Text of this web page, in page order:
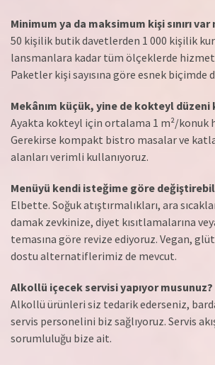
Minimum ya da maksimum kişi sınırı var
50 kişilik butik davetlerden 1 000 kişilik
lansmanlara kadar tüm ölçeklerde
Paketler kişi sayısına göre esnek biçimde
Mekânım küçük, yine de kokteyl
Ayakta kokteyl için ortalama 1 m²/konuk
Gerekirse kompakt bistro masalar ve
alanları verimli kullanıyoruz.
Menüyü kendi isteğime göre
Elbette. Soğuk atıştırmalıkları, ara
damak zevkinize, diyet kısıtlamalarına
temasına göre revize ediyoruz. Vegan,
dostu alternatiflerimiz de mevcut.
Alkollü içecek servisi yapıyor musunuz?
Alkollü ürünleri siz tedarik ederseniz,
servis personelini biz sağlıyoruz. Servis
sorumluluğu bize ait.